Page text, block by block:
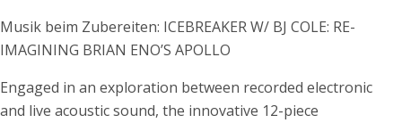
Musik beim Zubereiten: ICEBREAKER W/ BJ COLE: RE-
IMAGINING BRIAN ENO’S APOLLO
Engaged in an exploration between recorded electronic
and live acoustic sound, the innovative 12-piece